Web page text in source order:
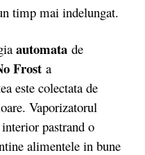
timp mai indelungat.
automata de
Frost a
este colectata de
Vaporizatorul
pastrand o
alimentele in bune